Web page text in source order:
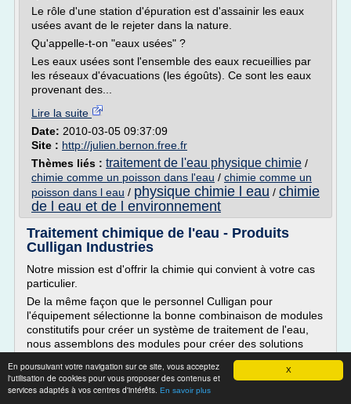
X
En poursuivant votre navigation sur ce site, vous acceptez
l'utilisation de cookies pour vous proposer des contenus et
services adaptés à vos centres d'intérêts. En savoir plus
Le rôle d'une station d'épuration est d'assainir les eaux
usées avant de le rejeter dans la nature.
Qu'appelle-t-on "eaux usées" ?
Les eaux usées sont l'ensemble des eaux recueillies par
les réseaux d'évacuations (les égoûts). Ce sont les eaux
provenant des...
Lire la suite
Date: 2010-03-05 09:37:09
Site : http://julien.bernon.free.fr
Thèmes liés : traitement de l'eau physique chimie /
chimie comme un poisson dans l'eau / chimie comme un
poisson dans l eau / physique chimie l eau / chimie
de l eau et de l environnement
Traitement chimique de l'eau - Produits
Culligan Industries
Notre mission est d'offrir la chimie qui convient à votre cas
particulier.
De la même façon que le personnel Culligan pour
l'équipement sélectionne la bonne combinaison de modules
constitutifs pour créer un système de traitement de l'eau,
nous assemblons des modules pour créer des solutions
personnalisées répondant à un problème. Ainsi, alors que
nous proposons plus de cent cinquante...
Lire la suite